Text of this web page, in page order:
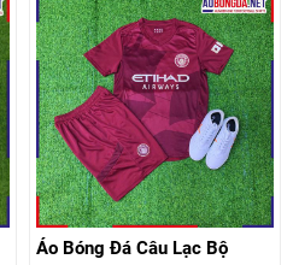
Áo Bóng Đá Câu Lạc Bộ